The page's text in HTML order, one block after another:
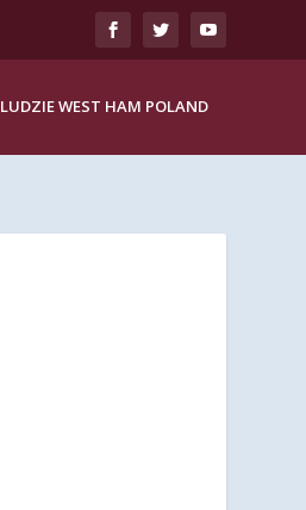
LUDZIE WEST HAM POLAND